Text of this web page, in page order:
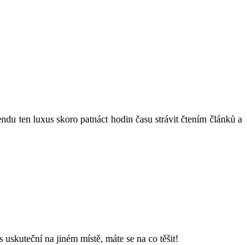
ten luxus skoro patnáct hodin času strávit čtením článků a
na jiném místě, máte se na co těšit!